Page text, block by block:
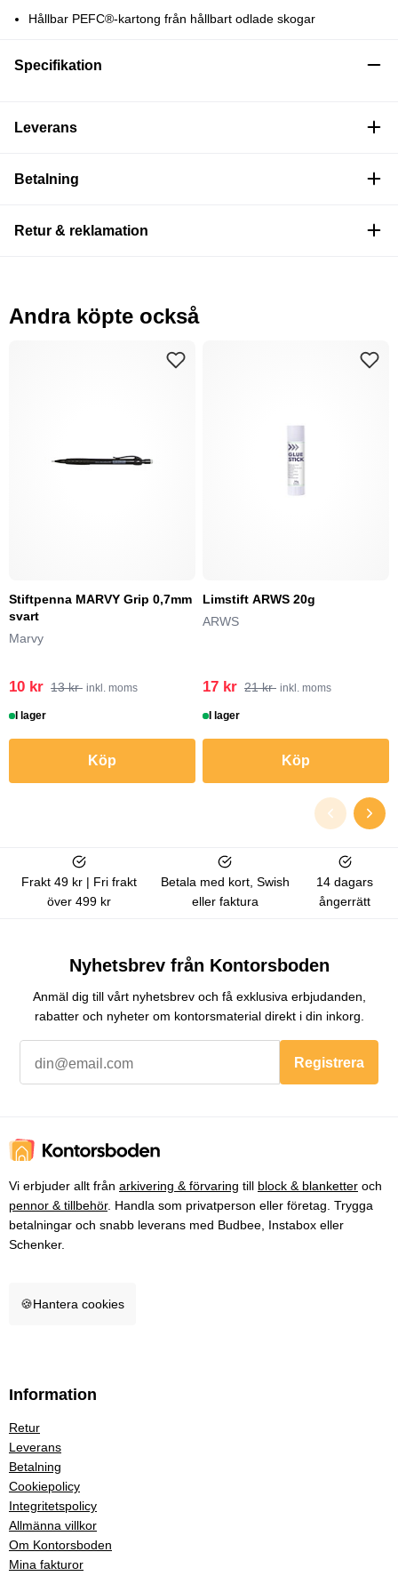
Hållbar PEFC®-kartong från hållbart odlade skogar
Specifikation
Leverans
Betalning
Retur & reklamation
Andra köpte också
Stiftpenna MARVY Grip 0,7mm
svart
Marvy
10 kr 13 kr inkl. moms
I lager
Köp
Limstift ARWS 20g
ARWS
17 kr 21 kr inkl. moms
I lager
Köp
Frakt 49 kr | Fri frakt
över 499 kr
Betala med kort, Swish
eller faktura
14 dagars
ångerrätt
Nyhetsbrev från Kontorsboden
Anmäl dig till vårt nyhetsbrev och få exklusiva erbjudanden,
rabatter och nyheter om kontorsmaterial direkt i din inkorg.
Registrera
Vi erbjuder allt från arkivering & förvaring till block & blanketter och
pennor & tillbehör. Handla som privatperson eller företag. Trygga
betalningar och snabb leverans med Budbee, Instabox eller
Schenker.
🍪Hantera cookies
Information
Retur
Leverans
Betalning
Cookiepolicy
Integritetspolicy
Allmänna villkor
Om Kontorsboden
Mina fakturor